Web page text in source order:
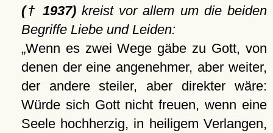
(† 1937)kreist vor allem um die beiden
Begriffe Liebe und Leiden:
Wenn es zwei Wege gäbe zu Gott, von
denen der eine angenehmer, aber weiter,
der andere steiler, aber direkter wäre:
Würde sich Gott nicht freuen, wenn eine
Seele hochherzig, in heiligem Verlangen,